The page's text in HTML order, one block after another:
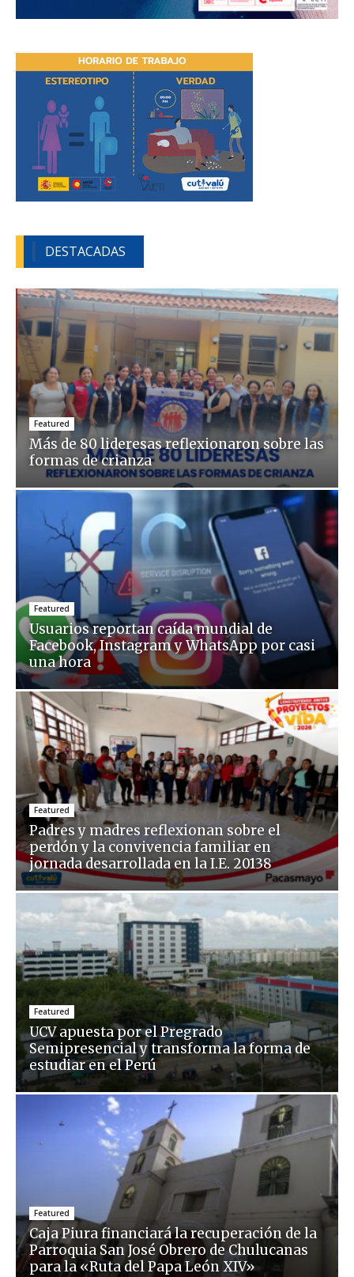
DESTACADAS
Featured
Más de 80 lideresas reflexionaron sobre las
formas de crianza
Featured
Usuarios reportan caída mundial de
Facebook, Instagram y WhatsApp por casi
una hora
Featured
Padres y madres reflexionan sobre el
perdón y la convivencia familiar en
jornada desarrollada en la I.E. 20138
Featured
UCV apuesta por el Pregrado
Semipresencial y transforma la forma de
estudiar en el Perú
Featured
Caja Piura financiará la recuperación de la
Parroquia San José Obrero de Chulucanas
para la «Ruta del Papa León XIV»